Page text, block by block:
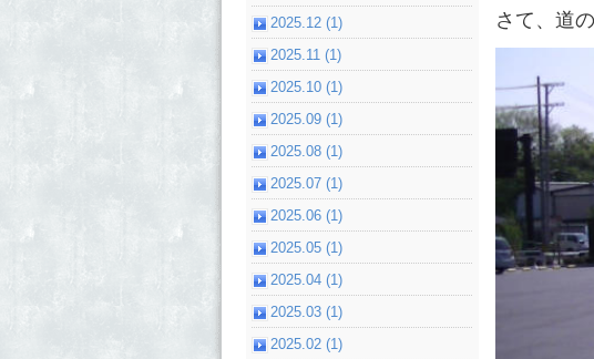
さて、道
2025.12 (1)
2025.11 (1)
2025.10 (1)
2025.09 (1)
2025.08 (1)
2025.07 (1)
2025.06 (1)
2025.05 (1)
2025.04 (1)
2025.03 (1)
2025.02 (1)